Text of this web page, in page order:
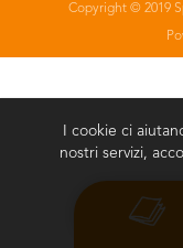
Copyright © 2019
I cookie ci
nostri servizi,